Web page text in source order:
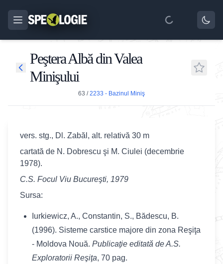
Peştera Albă din Valea
Minişului
63 /2233 - Bazinul Miniş
vers. stg., Dl. Zabăl, alt. relativă 30 m
cartată de N. Dobrescu şi M. Ciulei (decembrie
1978).
C.S. Focul Viu Bucureşti, 1979
Sursa:
Iurkiewicz, A., Constantin, S., Bădescu, B.
(1996). Sisteme carstice majore din zona Reşiţa
- Moldova Nouă. Publicaţie editată de A.S.
Exploratorii Reşiţa, 70 pag.